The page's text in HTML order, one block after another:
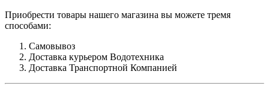
Приобрести товары нашего магазина вы можете тремя
способами:
Самовывоз
Доставка курьером Водотехника
Доставка Транспортной Компанией